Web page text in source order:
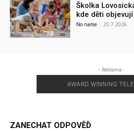
Školka
kde děti
No name - 20.7.2026
- Reklama-
ZANECHAT ODPOVĚĎ